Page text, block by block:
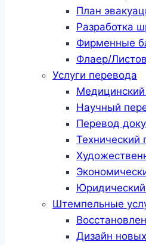
План
Разработка
Фирменные
Флаер/
Услуги перевода
Научный
Перевод
Технический
Штемпельные
Дизайн